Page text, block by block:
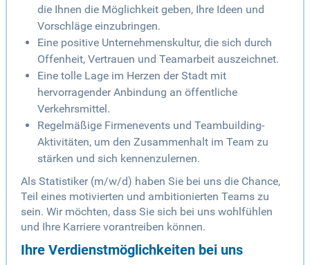
die Ihnen die Möglichkeit geben, Ihre Ideen und
Vorschläge einzubringen.
Eine positive Unternehmenskultur, die sich durch
Offenheit, Vertrauen und Teamarbeit auszeichnet.
Eine tolle Lage im Herzen der Stadt mit
hervorragender Anbindung an öffentliche
Verkehrsmittel.
Regelmäßige Firmenevents und Teambuilding-
Aktivitäten, um den Zusammenhalt im Team zu
stärken und sich kennenzulernen.
Als Statistiker (m/w/d) haben Sie bei uns die Chance,
Teil eines motivierten und ambitionierten Teams zu
sein. Wir möchten, dass Sie sich bei uns wohlfühlen
und Ihre Karriere vorantreiben können.
Ihre Verdienstmöglichkeiten bei uns